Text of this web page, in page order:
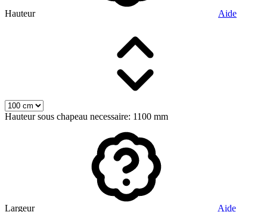
Hauteur Aide
Hauteur sous chapeau necessaire: 1100 mm
Largeur Aide